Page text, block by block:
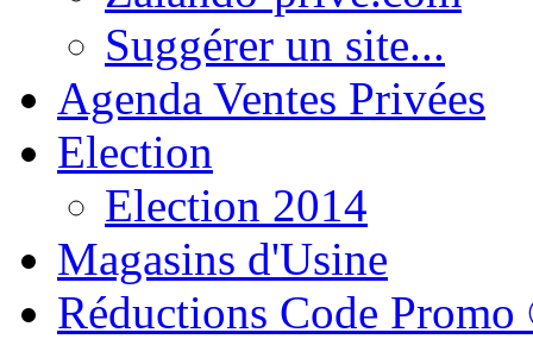
Suggérer un site...
Agenda Ventes Privées
Election
Election 2014
Magasins d'Usine
Réductions Code